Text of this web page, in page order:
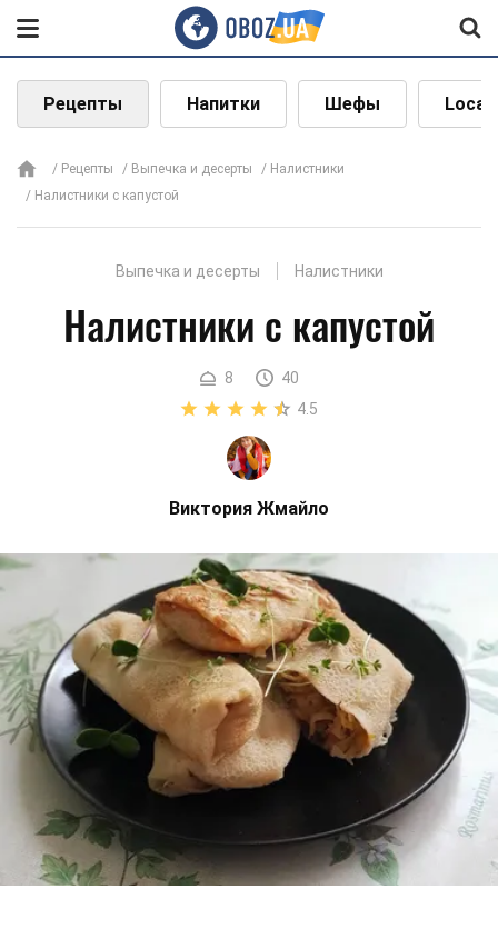
Рецепты Напитки Шефы Local
Рецепты Выпечка и десерты
Налистники
Налистники с капустой
Выпечка и десерты Налистники
Налистники с капустой
8
40
4.5
Виктория Жмайло